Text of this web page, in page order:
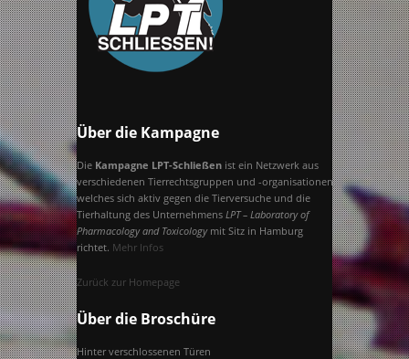
Über die Kampagne
Die Kampagne LPT-Schließen ist ein Netzwerk aus
verschiedenen Tierrechtsgruppen und -organisationen,
welches sich aktiv gegen die Tierversuche und die
Tierhaltung des Unternehmens LPT – Laboratory of
Pharmacology and Toxicologymit Sitz in Hamburg
richtet. Mehr Infos
Zurück zur Homepage
Über die Broschüre
Hinter verschlossenen Türen